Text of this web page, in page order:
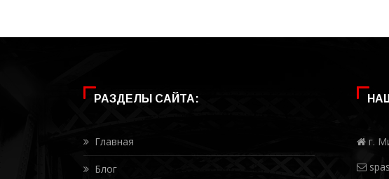
РАЗДЕЛЫ САЙТА:
Главная
Блог
г.